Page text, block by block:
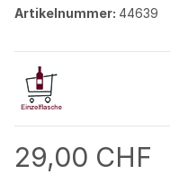
Artikelnummer: 44639
29,00 CHF